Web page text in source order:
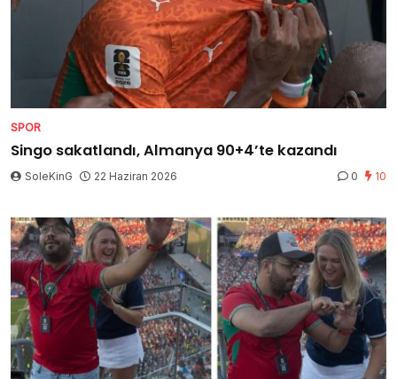
SPOR
Singo sakatlandı, Almanya 90+4’te kazandı
SoleKinG 22 Haziran 2026 0 10